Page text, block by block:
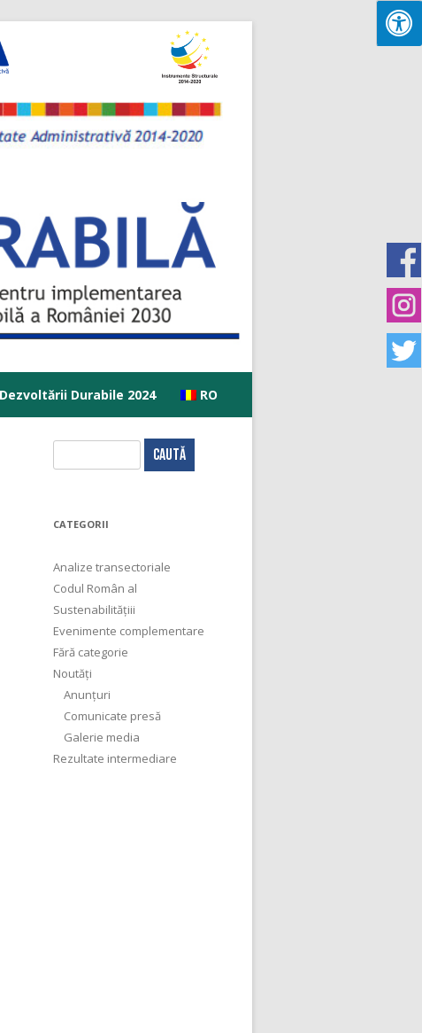
Durabile 2024 RO
a
u
p
ă
:
CATEGORII
Analize transectoriale
Codul Român al
Sustenabilitățiii
Evenimente complementare
Fără categorie
Noutăți
Anunțuri
Comunicate presă
Galerie media
Rezultate intermediare